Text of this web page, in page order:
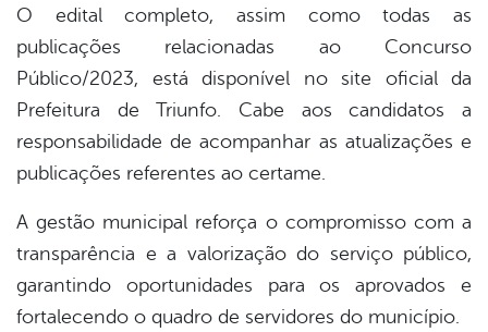
O edital completo, assim como todas as
publicações relacionadas ao Concurso
Público/2023, está disponível no site oficial da
Prefeitura de Triunfo. Cabe aos candidatos a
responsabilidade de acompanhar as atualizações e
publicações referentes ao certame.
A gestão municipal reforça o compromisso com a
transparência e a valorização do serviço público,
garantindo oportunidades para os aprovados e
fortalecendo o quadro de servidores do município.